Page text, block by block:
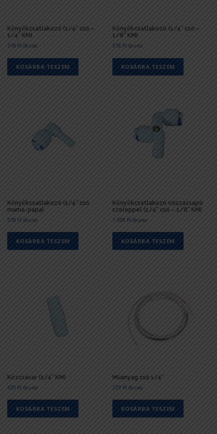
Könyökcsatlakozó (1/4″ cső –
1/4″ KM)
318 Ft (Bruttó)
KOSÁRBA TESZEM
Könyökcsatlakozó (1/4″ cső –
1/8″ KM)
318 Ft (Bruttó)
KOSÁRBA TESZEM
Könyökcsatlakozó (1/4″ cső
mama-papa)
318 Ft (Bruttó)
KOSÁRBA TESZEM
Könyökcsatlakozó visszacsapó
szeleppel (1/4” cső – 1/8″ KM)
1 588 Ft (Bruttó)
KOSÁRBA TESZEM
Közcsavar (1/4″ KM)
635 Ft (Bruttó)
KOSÁRBA TESZEM
Műanyag cső 1/4″
279 Ft (Bruttó)
KOSÁRBA TESZEM